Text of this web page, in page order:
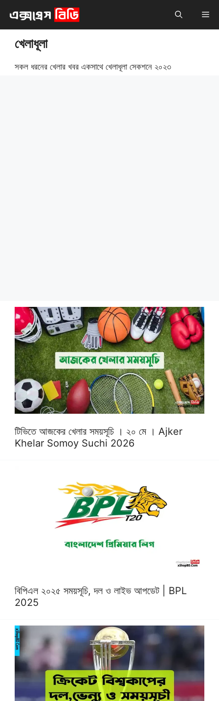
লেখায়
যান
মেনু
খেলাধূলা
সকল ধরনের খেলার খবর একসাথে খেলাধূলা সেকশনে ২০২৩
টিভিতে আজকের খেলার সময়সূচি । ২০ মে । Ajker
Khelar Somoy Suchi 2026
বিপিএল ২০২৫ সময়সূচি, দল ও লাইভ আপডেট | BPL
2025